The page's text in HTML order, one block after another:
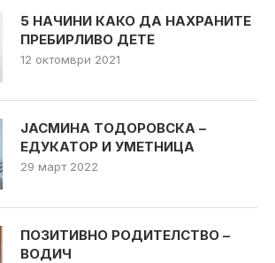
5 НАЧИНИ КАКО ДА НАХРАНИТЕ
ПРЕБИРЛИВО ДЕТЕ
12 октомври 2021
ЈАСМИНА ТОДОРОВСКА –
ЕДУКАТОР И УМЕТНИЦА
29 март 2022
ПОЗИТИВНО РОДИТЕЛСТВО –
ВОДИЧ